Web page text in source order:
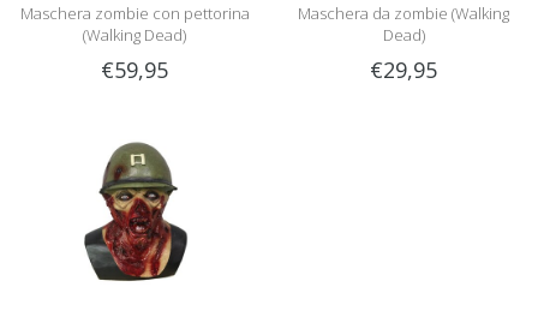
Maschera zombie con pettorina
(Walking Dead)
€59,95
Maschera da zombie (Walking
Dead)
€29,95